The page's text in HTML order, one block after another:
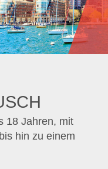
18 Jahren, mit
hin zu einem